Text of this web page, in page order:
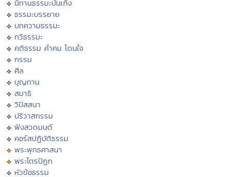
นิทานธรรมะบันเทิง
ธรรมะบรรยาย
บทความธรรมะ
กวีธรรมะ
คติธรรม คำคม โดนใจ
กรรม
ศีล
บุญทาน
สมาธิ
วิปัสสนา
ปริวาสกรรม
ฟังสวดมนต์
คอร์สปฏิบัติธรรม
พระพุทธศาสนา
พระไตรปิฏก
หัวข้อธรรม